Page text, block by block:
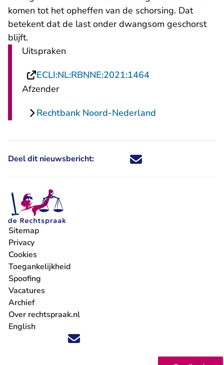
komen tot het opheffen van de schorsing. Dat
betekent dat de last onder dwangsom geschorst
blijft.
Uitspraken
ECLI:NL:RBNNE:2021:1464- U verlaat
Afzender
Rechtbank Noord-Nederland
Deel dit nieuwsbericht: Deel dit nieuwsbericht via X -
Deel dit nieuwsbericht via
Deel dit nieuwsbericht
Deel dit
Volg ons op X (Twitter) - U verlaat Rechtspraak.nl
Volg ons op Facebook - U verlaat Rechtspraak.nl
Volg ons op Instagram - U verlaat Rechtspraak.nl
Volg ons op Youtube - U verlaat Rechtspraak.nl
Volg ons op LinkedIn - U verlaat
'Blijf op de hoogte' nieuwsbrief - U verlaat
Sitemap
Privacy
Cookies
Toegankelijkheid
Spoofing
Vacatures
- U verlaat Rechtspraak.nl
Archief
Over rechtspraak.nl
English